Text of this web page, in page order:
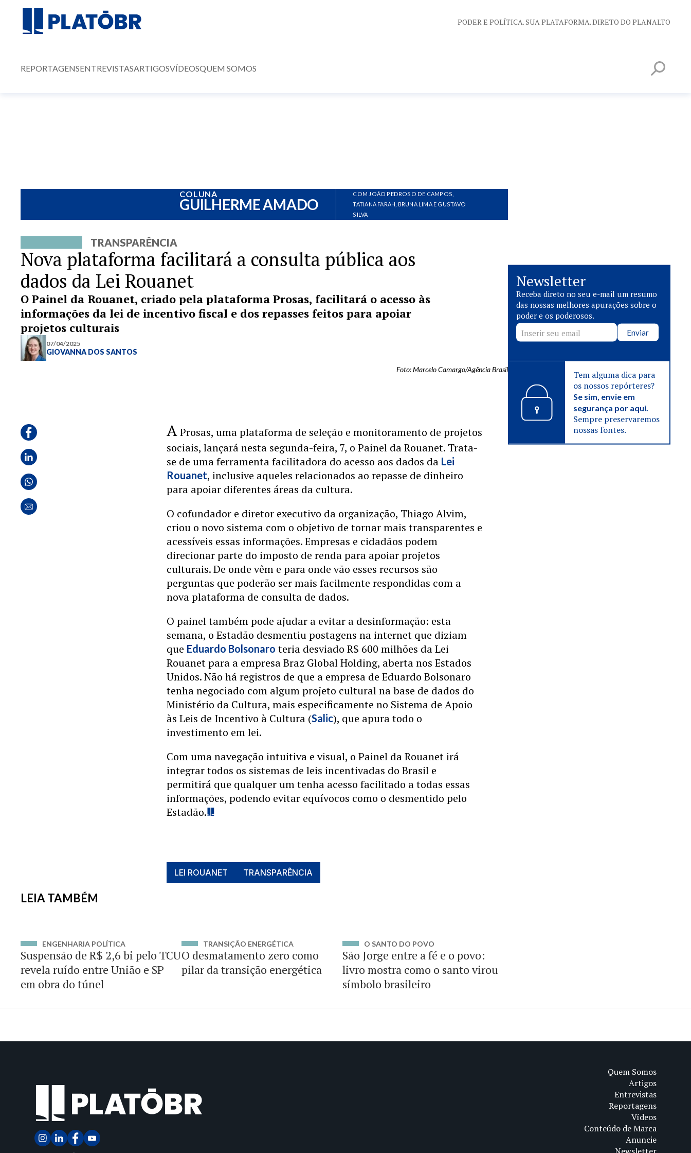
PODER E POLÍTICA. SUA PLATAFORMA. DIRETO DO PLANALTO
REPORTAGENSENTREVISTASARTIGOSVÍDEOSQUEM SOMOS
COLUNA
GUILHERME AMADO
COM JOÃO PEDROSO DE CAMPOS,
TATIANA FARAH, BRUNA LIMA E GUSTAVO
SILVA
TRANSPARÊNCIA
Nova plataforma facilitará a consulta pública aos
dados da Lei Rouanet
O Painel da Rouanet, criado pela plataforma Prosas, facilitará o acesso às
informações da lei de incentivo fiscal e dos repasses feitos para apoiar
projetos culturais
07/04/2025
GIOVANNA DOS SANTOS
Foto: Marcelo Camargo/Agência Brasil
AProsas, uma plataforma de seleção e monitoramento de projetos
sociais, lançará nesta segunda-feira, 7, o Painel da Rouanet. Trata-
se de uma ferramenta facilitadora do acesso aos dados da Lei
Rouanet, inclusive aqueles relacionados ao repasse de dinheiro
para apoiar diferentes áreas da cultura.
O cofundador e diretor executivo da organização, Thiago Alvim,
criou o novo sistema com o objetivo de tornar mais transparentes e
acessíveis essas informações. Empresas e cidadãos podem
direcionar parte do imposto de renda para apoiar projetos
culturais. De onde vêm e para onde vão esses recursos são
perguntas que poderão ser mais facilmente respondidas com a
nova plataforma de consulta de dados.
O painel também pode ajudar a evitar a desinformação: esta
semana, o Estadão desmentiu postagens na internet que diziam
que Eduardo Bolsonaro teria desviado R$ 600 milhões da Lei
Rouanet para a empresa Braz Global Holding, aberta nos Estados
Unidos. Não há registros de que a empresa de Eduardo Bolsonaro
tenha negociado com algum projeto cultural na base de dados do
Ministério da Cultura, mais especificamente no Sistema de Apoio
às Leis de Incentivo à Cultura (Salic), que apura todo o
investimento em lei.
Com uma navegação intuitiva e visual, o Painel da Rouanet irá
integrar todos os sistemas de leis incentivadas do Brasil e
permitirá que qualquer um tenha acesso facilitado a todas essas
informações, podendo evitar equívocos como o desmentido pelo
Estadão.
LEI ROUANET TRANSPARÊNCIA
LEIA TAMBÉM
ENGENHARIA POLÍTICA
Suspensão de R$ 2,6 bi pelo TCU
revela ruído entre União e SP
em obra do túnel
TRANSIÇÃO ENERGÉTICA
O desmatamento zero como
pilar da transição energética
O SANTO DO POVO
São Jorge entre a fé e o povo:
livro mostra como o santo virou
símbolo brasileiro
Newsletter
Receba direto no seu e-mail um resumo
das nossas melhores apurações sobre o
poder e os poderosos.
Enviar
Tem alguma dica para
os nossos repórteres?
Se sim, envie em
segurança por aqui.
Sempre preservaremos
nossas fontes.
Quem Somos
Artigos
Entrevistas
Reportagens
Vídeos
Conteúdo de Marca
Anuncie